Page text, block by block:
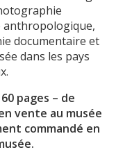
anthropologique,
documentaire et
dans les pays
pages – de
vente au musée
commandé en